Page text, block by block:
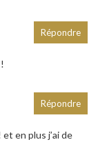
Répondre
en plus j’ai de
Répondre